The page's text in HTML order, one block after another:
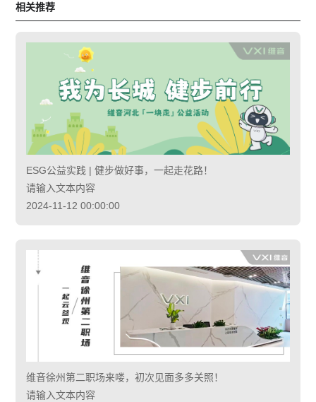
相关推荐
ESG公益实践 | 健步做好事，一起走花路！
请输入文本内容
2024-11-12 00:00:00
维音徐州第二职场来喽，初次见面多多关照！
请输入文本内容